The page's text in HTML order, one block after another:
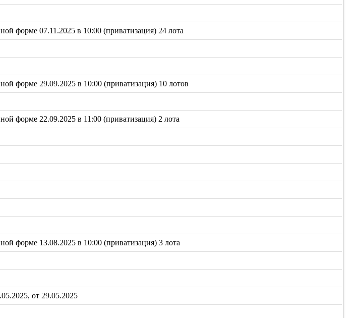
форме 07.11.2025 в 10:00 (приватизация) 24 лота
форме 29.09.2025 в 10:00 (приватизация) 10 лотов
форме 22.09.2025 в 11:00 (приватизация) 2 лота
форме 13.08.2025 в 10:00 (приватизация) 3 лота
от 29.05.2025